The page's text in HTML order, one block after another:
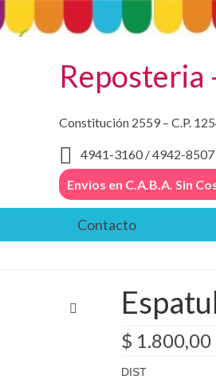
Reposteria
Constitución 2559 – C.P.
4941-3160 / 4942-8507
Envios en C.A.B.A. Sin
Contacto
$ 1.800,00
DIST